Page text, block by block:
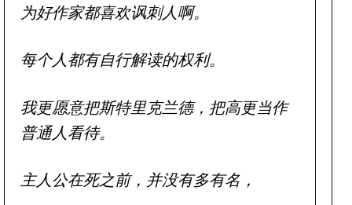
为好作家都喜欢讽刺人啊。
每个人都有自行解读的权利。
我更愿意把斯特里克兰德，把高更当作
普通人看待。
主人公在死之前，并没有多有名，